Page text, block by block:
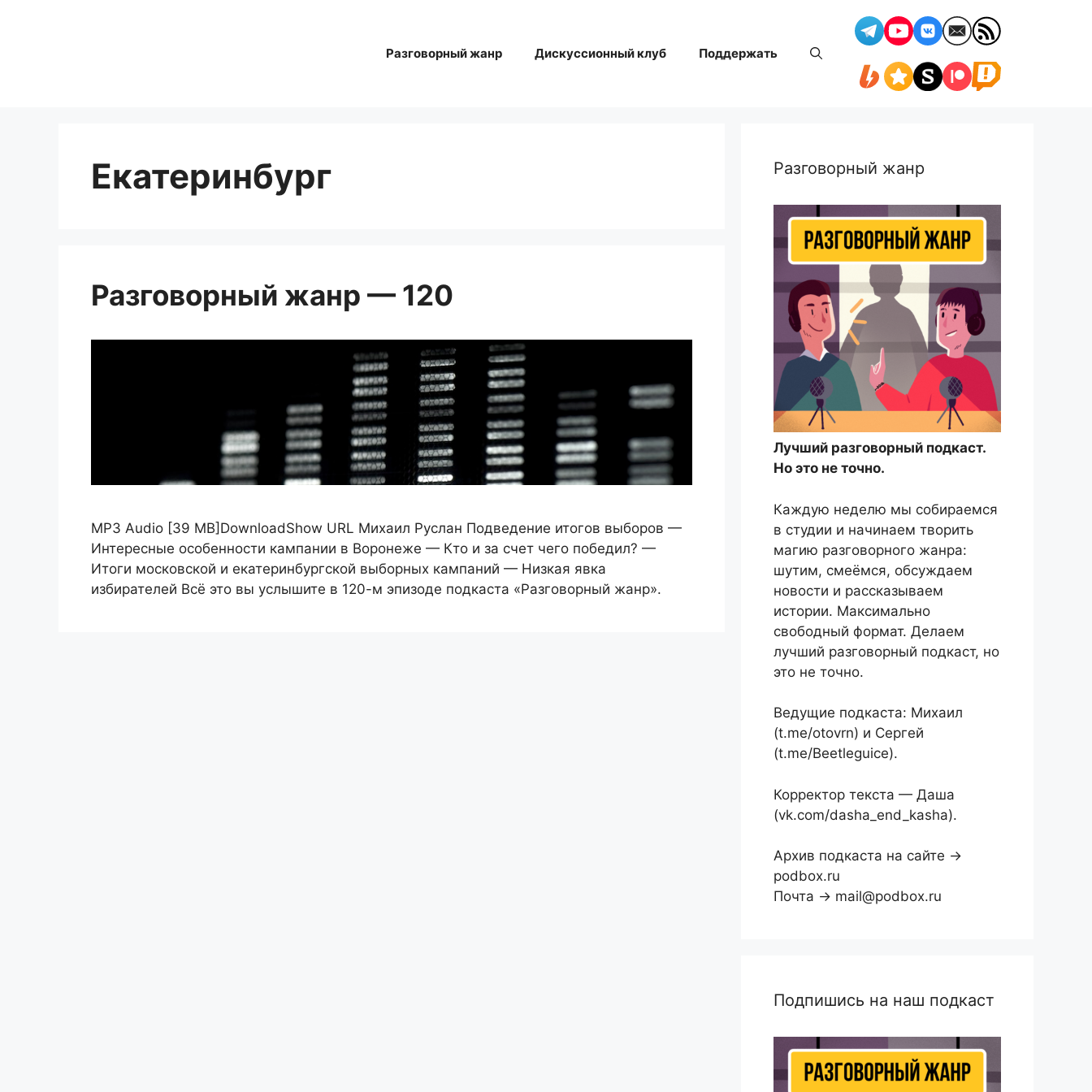
Разговорный жанр Дискуссионный клуб Поддержать
Екатеринбург
Разговорный жанр — 120
MP3 Audio [39 MB]DownloadShow URL Михаил Руслан Подведение итогов выборов —
Интересные особенности кампании в Воронеже — Кто и за счет чего победил? —
Итоги московской и екатеринбургской выборных кампаний — Низкая явка
избирателей Всё это вы услышите в 120-м эпизоде подкаста «Разговорный жанр».
Разговорный жанр
Лучший разговорный подкаст.
Но это не точно.
Каждую неделю мы собираемся
в студии и начинаем творить
магию разговорного жанра:
шутим, смеёмся, обсуждаем
новости и рассказываем
истории. Максимально
свободный формат. Делаем
лучший разговорный подкаст, но
это не точно.
Ведущие подкаста: Михаил
(t.me/otovrn) и Сергей
(t.me/Beetleguice).
Корректор текста — Даша
(vk.com/dasha_end_kasha).
Архив подкаста на сайте →
podbox.ru
Почта → mail@podbox.ru
Подпишись на наш подкаст